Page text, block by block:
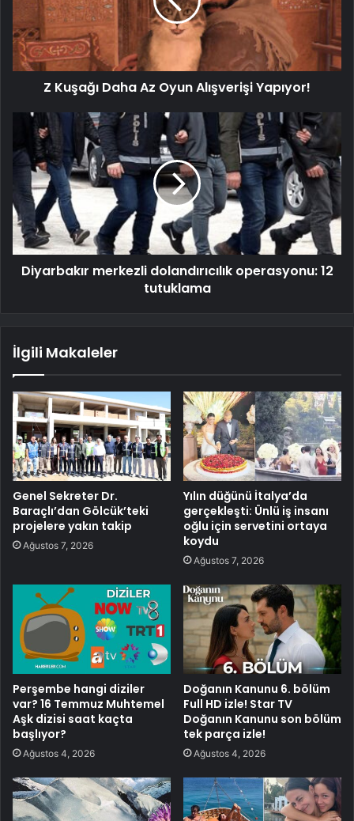
Z Kuşağı Daha Az Oyun Alışverişi Yapıyor!
Diyarbakır merkezli dolandırıcılık operasyonu: 12
tutuklama
İlgili Makaleler
Genel Sekreter Dr.
Baraçlı’dan Gölcük’teki
projelere yakın takip
Ağustos 7, 2026
Yılın düğünü İtalya’da
gerçekleşti: Ünlü iş insanı
oğlu için servetini ortaya
koydu
Ağustos 7, 2026
Perşembe hangi diziler
var? 16 Temmuz Muhtemel
Aşk dizisi saat kaçta
başlıyor?
Ağustos 4, 2026
Doğanın Kanunu 6. bölüm
Full HD izle! Star TV
Doğanın Kanunu son bölüm
tek parça izle!
Ağustos 4, 2026